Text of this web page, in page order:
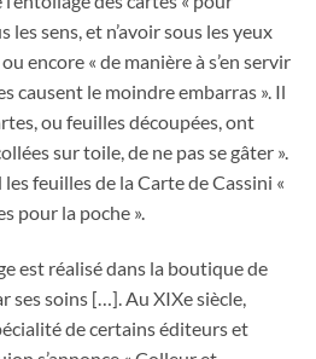
sens, et n’avoir sous les yeux
encore « de manière à s’en servir
causent le moindre embarras ». Il
ou feuilles découpées, ont
sur toile, de ne pas se gâter ».
feuilles de la Carte de Cassini «
pour la poche ».
est réalisé dans la boutique de
ses soins […]. Au XIXe siècle,
de certains éditeurs et